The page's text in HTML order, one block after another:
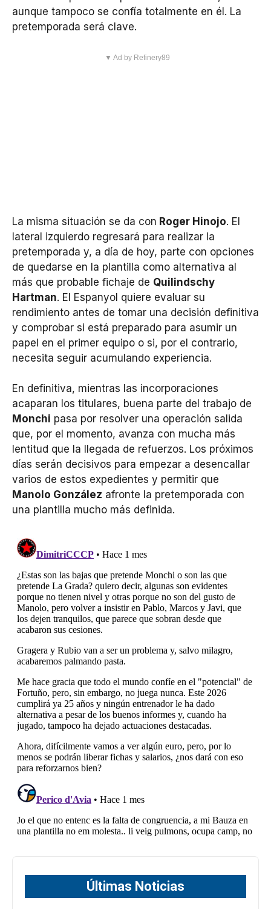
aunque tampoco se confía totalmente en él. La
pretemporada será clave.
▼ Ad by Refinery89
La misma situación se da con Roger Hinojo. El
lateral izquierdo regresará para realizar la
pretemporada y, a día de hoy, parte con opciones
de quedarse en la plantilla como alternativa al
más que probable fichaje de Quilindschy
Hartman. El Espanyol quiere evaluar su
rendimiento antes de tomar una decisión definitiva
y comprobar si está preparado para asumir un
papel en el primer equipo o si, por el contrario,
necesita seguir acumulando experiencia.
En definitiva, mientras las incorporaciones
acaparan los titulares, buena parte del trabajo de
Monchi pasa por resolver una operación salida
que, por el momento, avanza con mucha más
lentitud que la llegada de refuerzos. Los próximos
días serán decisivos para empezar a desencallar
varios de estos expedientes y permitir que
Manolo González afronte la pretemporada con
una plantilla mucho más definida.
Últimas Noticias